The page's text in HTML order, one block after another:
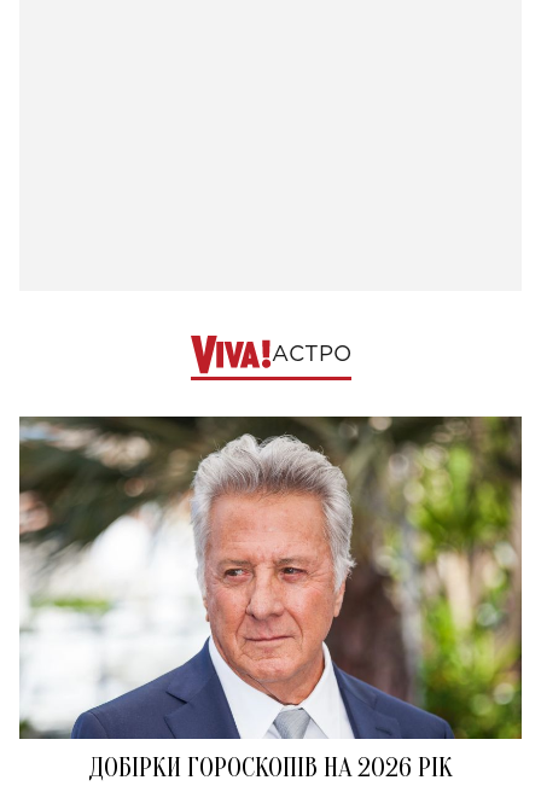
АСТРО
ДОБІРКИ ГОРОСКОПІВ НА 2026 РІК